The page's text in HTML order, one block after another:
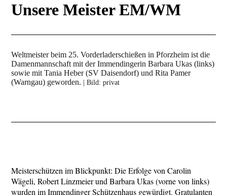
Unsere Meister EM/WM
Weltmeister beim 25. Vorderladerschießen in Pforzheim ist die
Damenmannschaft mit der Immendingerin Barbara Ukas (links)
sowie mit Tania Heber (SV Daisendorf) und Rita Pamer
(Warngau) geworden. | Bild: privat
Meisterschützen im Blickpunkt: Die Erfolge von Carolin
Wägeli, Robert Linzmeier und Barbara Ukas (vorne von links)
wurden im Immendinger Schützenhaus gewürdigt. Gratulanten